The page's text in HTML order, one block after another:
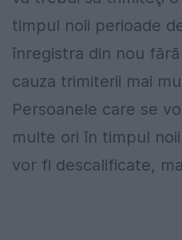
timpul noii perioade
înregistra din nou
cauza trimiterii mai
Persoanele care se
multe ori în timpul
vor fi descalificate,